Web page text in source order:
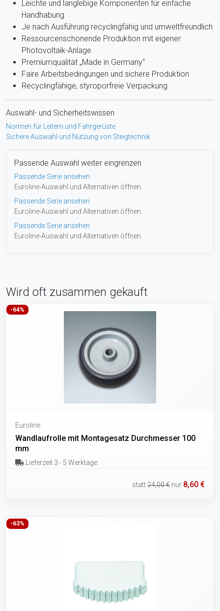
Leichte und langlebige Komponenten für einfache
Handhabung
Je nach Ausführung recyclingfähig und umweltfreundlich
Ressourcenschonende Produktion mit eigener
Photovoltaik-Anlage
Premiumqualität „Made in Germany“
Faire Arbeitsbedingungen und sichere Produktion
Recyclingfähige, styroporfreie Verpackung
Auswahl- und Sicherheitswissen
Normen für Leitern und Fahrgerüste
Sichere Auswahl und Nutzung von Steigtechnik
Passende Auswahl weiter eingrenzen
Passende Serie ansehen
Euroline-Auswahl und Alternativen öffnen.
Passende Serie ansehen
Euroline-Auswahl und Alternativen öffnen.
Passende Serie ansehen
Euroline-Auswahl und Alternativen öffnen.
Wird oft zusammen gekauft
-64%
Euroline
Wandlaufrolle mit Montagesatz Durchmesser 100
mm
Lieferzeit 3 - 5 Werktage
statt24,00 € nur 8,60 €
-63%